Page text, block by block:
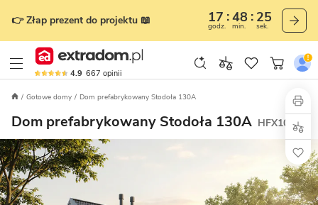
👉 Złap prezent do projektu 📖 17
godz.
48
min.
23
sek.
4.9 667 opinii
Gotowe domy Dom prefabrykowany Stodoła 130A
Dom prefabrykowany Stodoła 130A HFX1037